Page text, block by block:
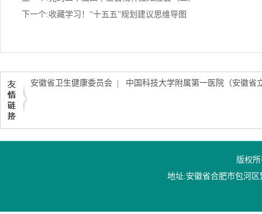
下一个:收藏学习！“十五五”规划建议思维导图
安徽省卫生健康委员会 中国科技大学附属第一医院（安徽省
版权
地址:安徽省合肥市包河